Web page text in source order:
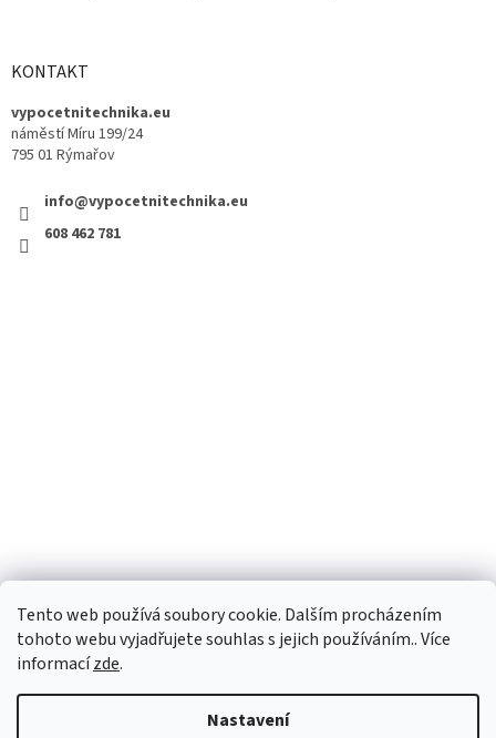
Tento web používá soubory cookie. Dalším procházením
tohoto webu vyjadřujete souhlas s jejich používáním.. Více
informacízde.
Nastavení
KONTAKT
vypocetnitechnika.eu
náměstí Míru 199/24
795 01 Rýmařov
info@vypocetnitechnika.eu
608 462 781